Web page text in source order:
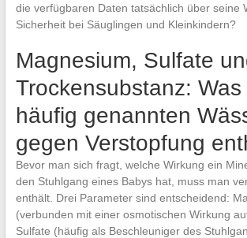
die verfügbaren Daten tatsächlich über seine
Sicherheit bei Säuglingen und Kleinkindern?
Magnesium, Sulfate
Trockensubstanz: Was
häufig genannten
gegen Verstopfung
Bevor man sich fragt, welche Wirkung ein
den Stuhlgang eines Babys hat, muss man
enthält. Drei Parameter sind entscheidend:
(verbunden mit einer osmotischen Wirkung
Sulfate (häufig als Beschleuniger des